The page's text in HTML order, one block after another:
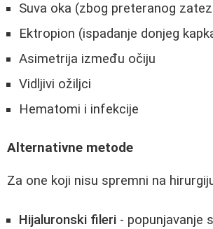
Suva oka (zbog preteranog
Ektropion (ispadanje donjeg
Asimetrija između očiju
Vidljivi ožiljci
Hematomi i infekcije
Alternativne metode
Za one koji nisu spremni na
Hijaluronski fileri - popunjavanje